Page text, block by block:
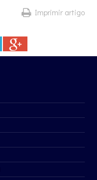
Imprimir artigo